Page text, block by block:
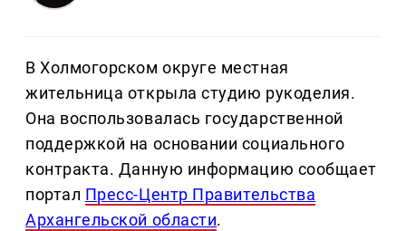
В Холмогорском округе местная
жительница открыла студию рукоделия.
Она воспользовалась государственной
поддержкой на основании социального
контракта. Данную информацию сообщает
портал Пресс-Центр Правительства
Архангельской области.